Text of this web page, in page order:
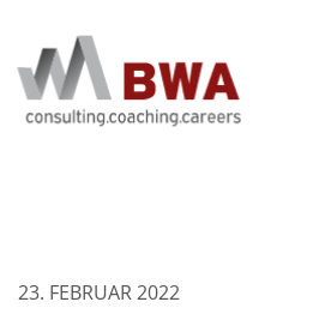
23. FEBRUAR 2022